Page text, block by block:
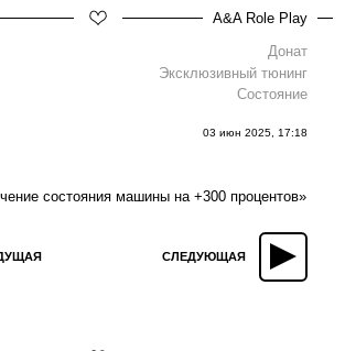
A&A Role Play
Донат
Эксклюзивный тюнинг
Состояние
03 июн 2025, 17:18
состояния машины на +300 процентов»
СЛЕДУЮЩАЯ